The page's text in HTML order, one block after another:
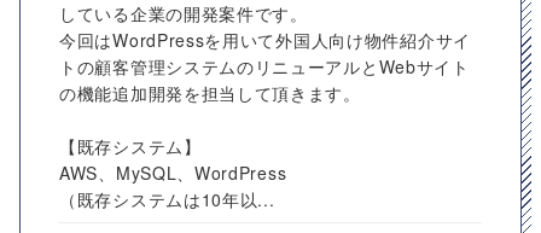
している企業の開発案件です。
今回はWordPressを用いて外国人向け物件紹介サイ
トの顧客管理システムのリニューアルとWebサイト
の機能追加開発を担当して頂きます。
【既存システム】
AWS、MySQL、WordPress
（既存システムは10年以...